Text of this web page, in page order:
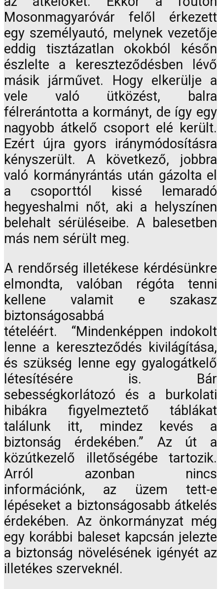
Mosonmagyaróvár felől érkezett
egy személyautó, melynek vezetője
eddig tisztázatlan okokból későn
észlelte a kereszteződésben lévő
másik járművet. Hogy elkerülje a
vele való ütközést, balra
félrerántotta a kormányt, de így egy
nagyobb átkelő csoport elé került.
Ezért újra gyors iránymódosításra
kényszerült. A következő, jobbra
való kormányrántás után gázolta el
a csoporttól kissé lemaradó
hegyeshalmi nőt, aki a helyszínen
belehalt sérüléseibe. A balesetben
más nem sérült meg.
A rendőrség illetékese kérdésünkre
elmondta, valóban régóta tenni
kellene valamit e szakasz
biztonságosabbá
tételéért. “Mindenképpen indokolt
lenne a kereszteződés kivilágítása,
és szükség lenne egy gyalogátkelő
létesítésére is. Bár
sebességkorlátozó és a burkolati
hibákra figyelmeztető táblákat
találunk itt, mindez kevés a
biztonság érdekében.” Az út a
közútkezelő illetőségébe tartozik.
Arról azonban nincs
információnk, az üzem tett-e
lépéseket a biztonságosabb átkelés
érdekében. Az önkormányzat még
egy korábbi baleset kapcsán jelezte
a biztonság növelésének igényét az
illetékes szerveknél.